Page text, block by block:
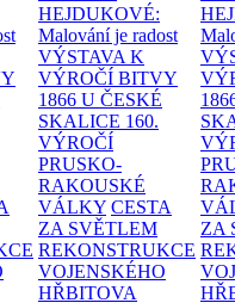
HEJDUKOVÉ:
Malování je radost
VÝSTAVA K
VÝROČÍ BITVY
1866 U ČESKÉ
SKALICE 160.
VÝROČÍ
PRUSKO-
RAKOUSKÉ
VÁLKY CESTA
ZA SVĚTLEM
REKONSTRUKCE
VOJENSKÉHO
HŘBITOVA
ZA